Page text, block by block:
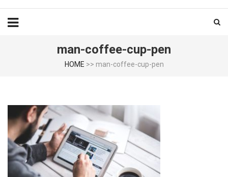
man-coffee-cup-pen
HOME >> man-coffee-cup-pen